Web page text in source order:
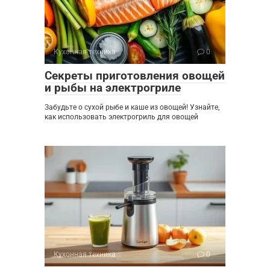
Кухонная техника 0
Секреты приготовления овощей
и рыбы на электрогриле
Забудьте о сухой рыбе и каше из овощей! Узнайте,
как использовать электрогриль для овощей
Кухонная техника 0